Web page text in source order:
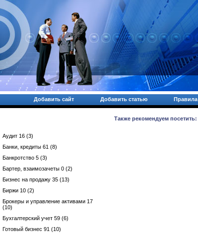
Добавить сайт Добавить статью Правила
Аудит 16 (3)
Банки, кредиты 61 (8)
Банкротство 5 (3)
Бартер, взаимозачеты 0 (2)
Бизнес на продажу 35 (13)
Биржи 10 (2)
Брокеры и управление активами 17
(10)
Бухгалтерский учет 59 (6)
Готовый бизнес 91 (10)
Также рекомендуем посетить: